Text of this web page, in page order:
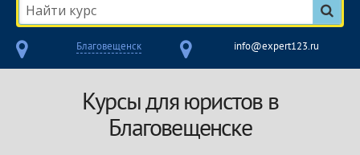
Найти курс
Благовещенск info@expert123.ru
Курсы для юристов в
Благовещенске